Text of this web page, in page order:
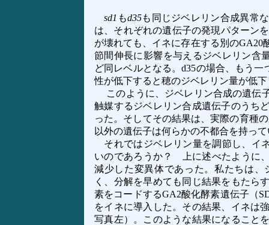
sd1 もd35も同じジベレリン合成異常
は、それぞれの遺伝子の発現パターン
が壊れても、イネに存在する別の
節間伸長に影響を与えるジベレリン含
ど同レベルとなる。d35の場合、もう
性が低下すると穂のジベレリン量が低
このように、ジベレリン合成の遺伝
触媒するジベレリン合成遺伝子のうち
った。そしてその結果は、実際の育種
以外の遺伝子は何らかの不都合を持っ
それではジベレリン量を調節し、イ
いのであろうか？ 上に述べたように
減少した変異体であった。私たちは
く、分解を早めても同じ結果をもたら
素をコードするGA2酸化酵素遺伝子（
をイネに導入した。その結果、イネは
写真左）。このような結果になること